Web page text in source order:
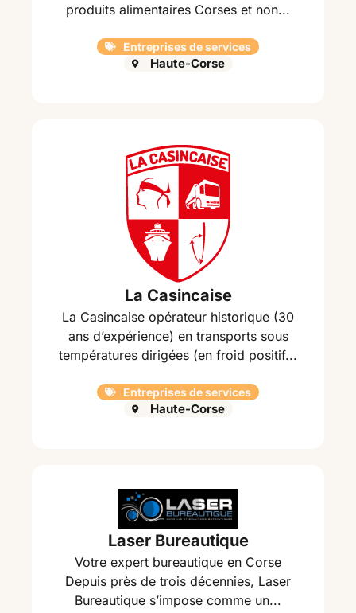
produits alimentaires Corses et non...
Entreprises de services
Haute-Corse
La Casincaise
La Casincaise opérateur historique (30
ans d’expérience) en transports sous
températures dirigées (en froid positif...
Entreprises de services
Haute-Corse
Laser Bureautique
Votre expert bureautique en Corse
Depuis près de trois décennies, Laser
Bureautique s’impose comme un...